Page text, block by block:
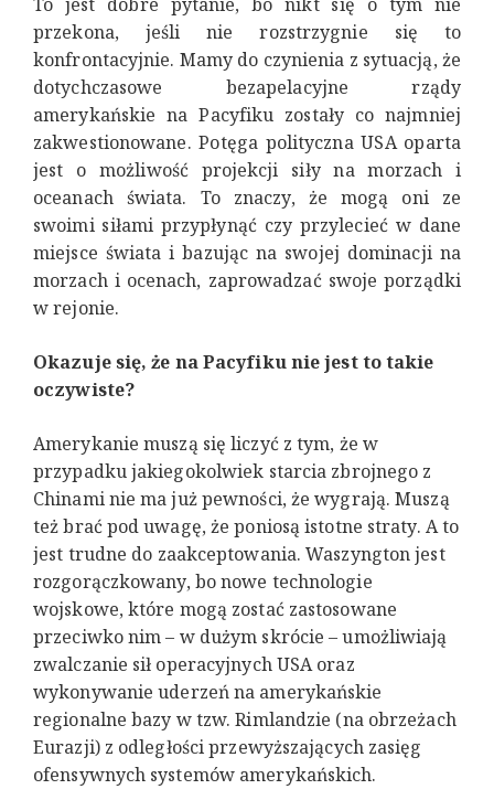
To jest dobre pytanie, bo nikt się o tym nie
przekona, jeśli nie rozstrzygnie się to
konfrontacyjnie. Mamy do czynienia z sytuacją, że
dotychczasowe bezapelacyjne rządy
amerykańskie na Pacyfiku zostały co najmniej
zakwestionowane. Potęga polityczna USA oparta
jest o możliwość projekcji siły na morzach i
oceanach świata. To znaczy, że mogą oni ze
swoimi siłami przypłynąć czy przylecieć w dane
miejsce świata i bazując na swojej dominacji na
morzach i ocenach, zaprowadzać swoje porządki
w rejonie.
Okazuje się, że na Pacyfiku nie jest to takie
oczywiste?
Amerykanie muszą się liczyć z tym, że w
przypadku jakiegokolwiek starcia zbrojnego z
Chinami nie ma już pewności, że wygrają. Muszą
też brać pod uwagę, że poniosą istotne straty. A to
jest trudne do zaakceptowania. Waszyngton jest
rozgorączkowany, bo nowe technologie
wojskowe, które mogą zostać zastosowane
przeciwko nim – w dużym skrócie – umożliwiają
zwalczanie sił operacyjnych USA oraz
wykonywanie uderzeń na amerykańskie
regionalne bazy w tzw. Rimlandzie (na obrzeżach
Eurazji) z odległości przewyższających zasięg
ofensywnych systemów amerykańskich.